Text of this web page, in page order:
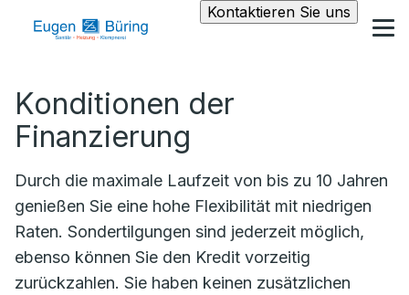
Kontaktieren Sie uns
Konditionen der
Finanzierung
Durch die maximale Laufzeit von bis zu 10 Jahren
genießen Sie eine hohe Flexibilität mit niedrigen
Raten. Sondertilgungen sind jederzeit möglich,
ebenso können Sie den Kredit vorzeitig
zurückzahlen. Sie haben keinen zusätzlichen